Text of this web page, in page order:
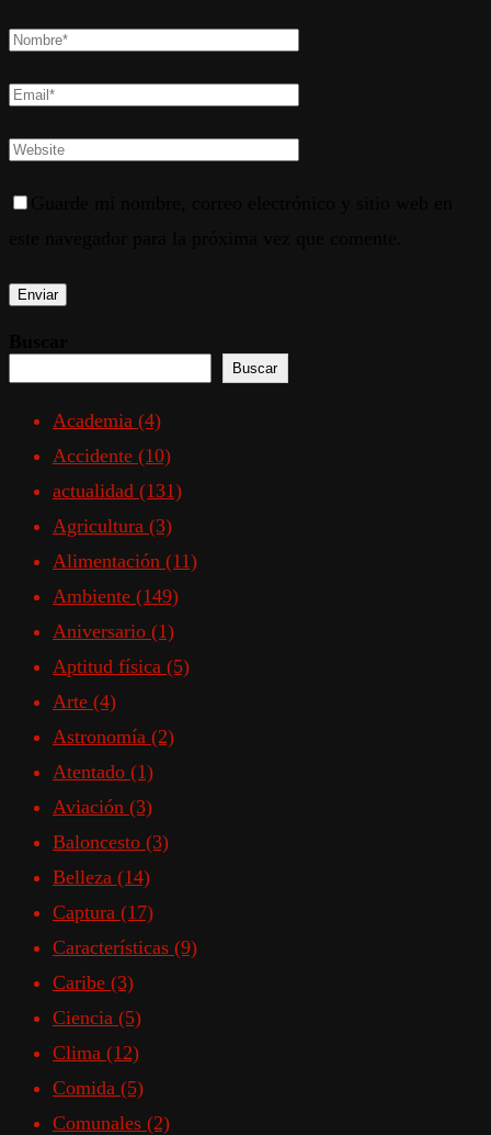
Buscar
Academia (4)
Accidente (10)
actualidad (131)
Agricultura (3)
Alimentación (11)
Ambiente (149)
Aniversario (1)
Aptitud física (5)
Arte (4)
Astronomía (2)
Atentado (1)
Aviación (3)
Baloncesto (3)
Belleza (14)
Captura (17)
Características (9)
Caribe (3)
Ciencia (5)
Clima (12)
Comida (5)
Comunales (2)